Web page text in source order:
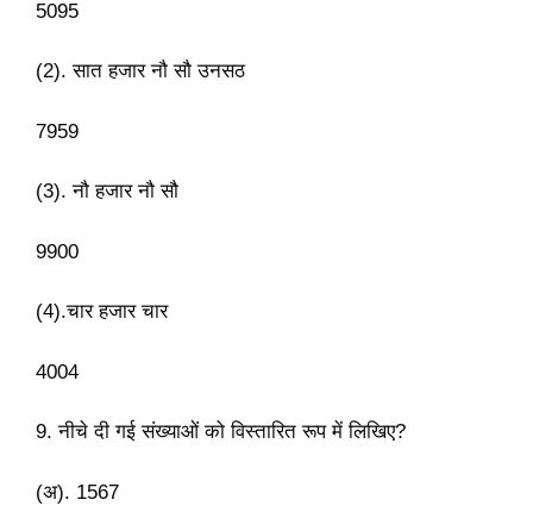
5095
(2). सात हजार नौ सौ उनसठ
7959
(3). नौ हजार नौ सौ
9900
(4).चार हजार चार
4004
9. नीचे दी गई संख्याओं को विस्तारित रूप में लिखिए?
(अ). 1567